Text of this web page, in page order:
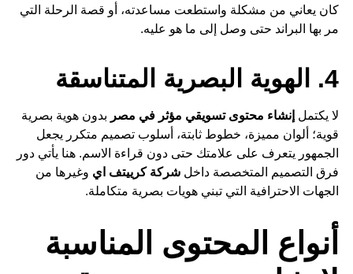
كان يعاني من مشكلة واستطعت مساعدته، أو قصة الرحلة التي
مر بها البراند حتى وصل إلى ما هو عليه.
4. الهوية البصرية المتناسقة
لا يكتمل إنشاء محتوى تسويقي مؤثر في مصر بدون هوية بصرية
قوية؛ ألوان مميزة، خطوط ثابتة، أسلوب تصميم متكرر يجعل
الجمهور يتعرف على علامتك حتى دون قراءة الاسم. هنا يأتي دور
فرق التصميم المتخصصة داخل شركة كرييتف اي وغيرها من
الجهات الاحترافية التي تبني هويات بصرية متكاملة.
أنواع المحتوى المناسبة